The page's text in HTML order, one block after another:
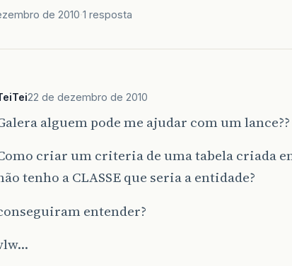
de 2010 1 resposta
22 de dezembro de 2010
alguem pode me ajudar com um lance??
criar um criteria de uma tabela criada
tenho a CLASSE que seria a entidade?
entender?